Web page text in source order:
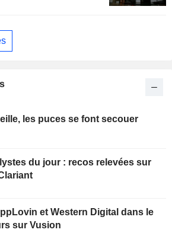
les puces se font secouer
du jour : recos relevées sur
et Western Digital dans le
sur Vusion